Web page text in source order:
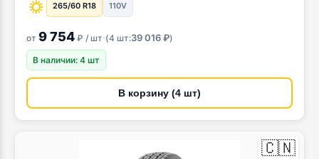
265/60 R18 110V
от 9 754 ₽ / шт·(4 шт:39 016 ₽)
В наличии: 4 шт
В корзину (4 шт)
🇨🇳